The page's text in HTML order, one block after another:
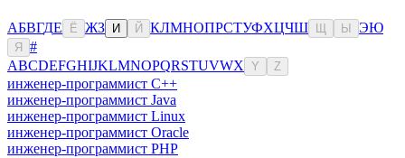
АБВГДЕ Ё ЖЗ И Й КЛМНОПРСТУФХЦЧШ Ы ЭЮ
Я
#
ABCDEFGHIJKLMNOPQRSTUVWX Y Z
инженер-программист C++
инженер-программист Java
инженер-программист Linux
инженер-программист Oracle
инженер-программист PHP